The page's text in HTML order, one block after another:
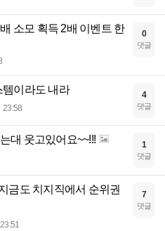
소모 획득 2배 이벤트 한
0
댓글
이라도 내라
23:58
4
댓글
대 웃고있어요~~!!! 1
댓글
금도 치지직에서 순위권
23:51
7
댓글